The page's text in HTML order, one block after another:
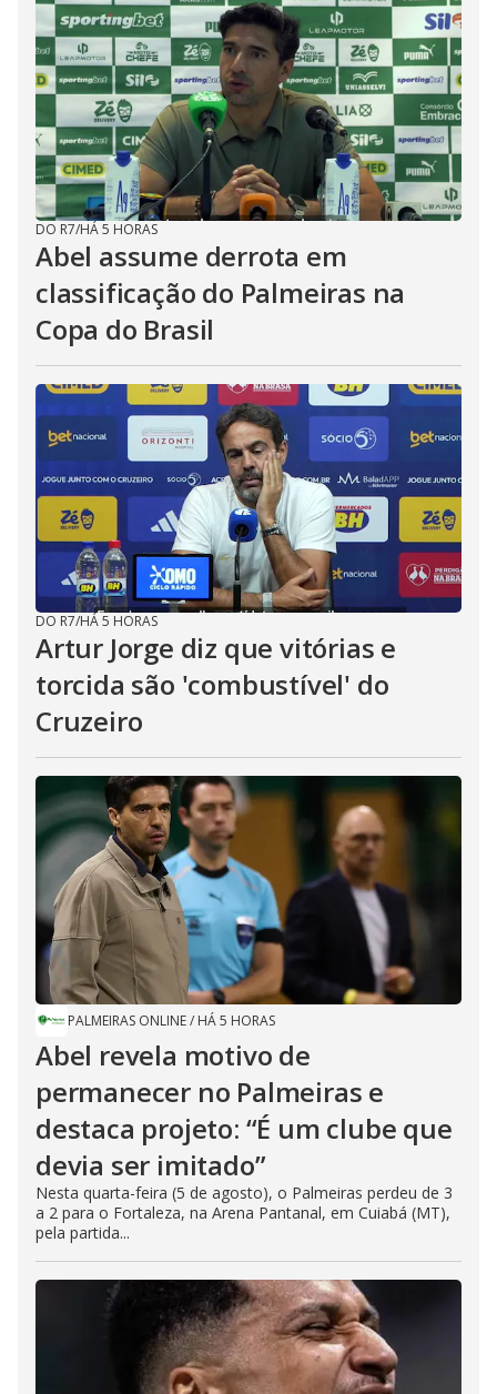
DO R7/HÁ 5 HORAS
Abel assume derrota em
classificação do Palmeiras na
Copa do Brasil
DO R7/HÁ 5 HORAS
Artur Jorge diz que vitórias e
torcida são 'combustível' do
Cruzeiro
PALMEIRAS ONLINE/ HÁ 5 HORAS
Abel revela motivo de
permanecer no Palmeiras e
destaca projeto: “É um clube que
devia ser imitado”
Nesta quarta-feira (5 de agosto), o Palmeiras perdeu de 3
a 2 para o Fortaleza, na Arena Pantanal, em Cuiabá (MT),
pela partida...